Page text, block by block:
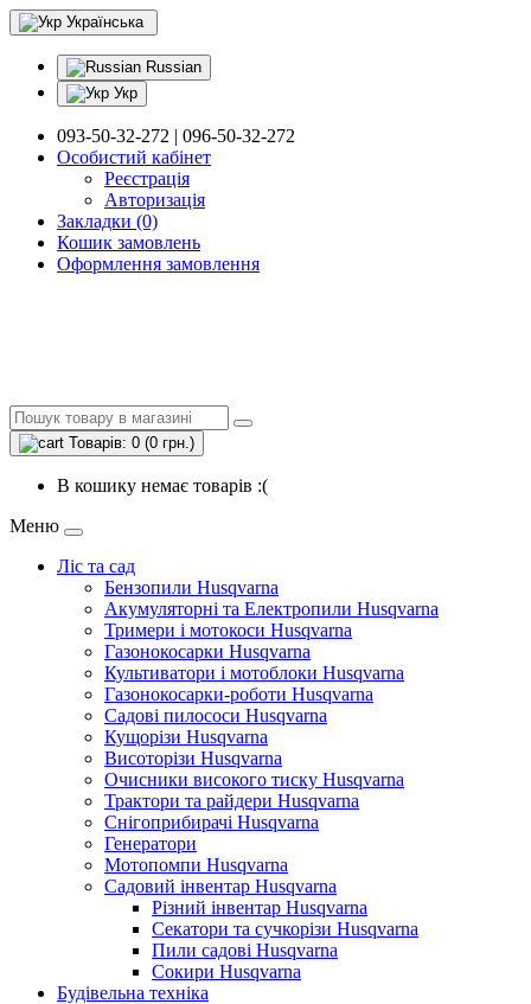
Українська
Russian
Укр
093-50-32-272 | 096-50-32-272
Особистий кабінет
Реєстрація
Авторизація
Закладки (0)
Кошик замовлень
Оформлення замовлення
Товарів: 0 (0 грн.)
В кошику немає товарів :(
Меню
Ліс та сад
Бензопили Husqvarna
Акумуляторні та Електропили Husqvarna
Тримери і мотокоси Husqvarna
Газонокосарки Husqvarna
Культиватори і мотоблоки Husqvarna
Газонокосарки-роботи Husqvarna
Садові пилососи Husqvarna
Кущорізи Husqvarna
Висоторізи Husqvarna
Очисники високого тиску Husqvarna
Трактори та райдери Husqvarna
Снігоприбирачі Husqvarna
Генератори
Мотопомпи Husqvarna
Садовий інвентар Husqvarna
Різний інвентар Husqvarna
Секатори та сучкорізи Husqvarna
Пили садові Husqvarna
Сокири Husqvarna
Будівельна техніка